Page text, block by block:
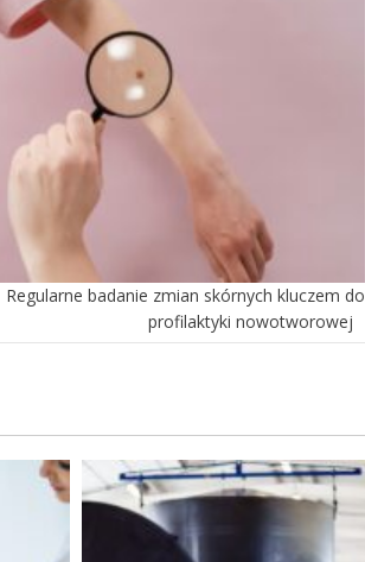
Regularne badanie zmian skórnych kluczem do
profilaktyki nowotworowej